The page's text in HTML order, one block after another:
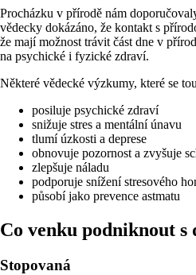
Procházku v přírodě nám
vědecky dokázáno, že kontakt s
že mají možnost trávit část dne v
na psychické i fyzické zdraví.
Některé vědecké výzkumy, které se
posiluje psychické zdraví
snižuje stres a mentální únavu
tlumí úzkosti a deprese
obnovuje pozornost a zvyšuje
zlepšuje náladu
podporuje snížení stresového
působí jako prevence astmatu
Co venku podniknout s
Stopovaná